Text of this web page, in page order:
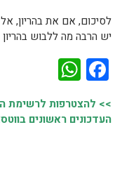
לסיכום, אם את בהריון,
יש הרבה מה ללבוש בהריון
Facebook
>> להצטרפות לרשימת
העדכונים ראשונים